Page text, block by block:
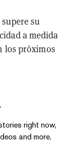
supere su
a medida
los próximos
right now,
and more.